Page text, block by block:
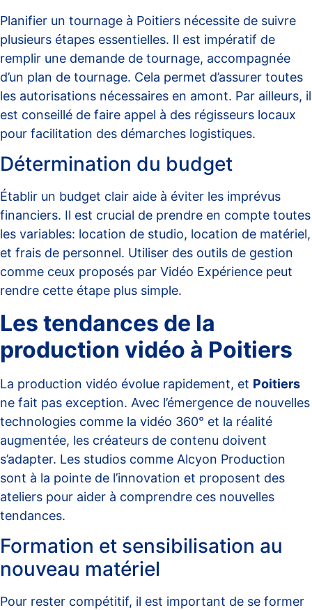
Planifier un tournage à Poitiers nécessite de suivre
plusieurs étapes essentielles. Il est impératif de
remplir une demande de tournage, accompagnée
d’un plan de tournage. Cela permet d’assurer toutes
les autorisations nécessaires en amont. Par ailleurs, il
est conseillé de faire appel à des régisseurs locaux
pour facilitation des démarches logistiques.
Détermination du budget
Établir un budget clair aide à éviter les imprévus
financiers. Il est crucial de prendre en compte toutes
les variables: location de studio, location de matériel,
et frais de personnel. Utiliser des outils de gestion
comme ceux proposés par Vidéo Expérience peut
rendre cette étape plus simple.
Les tendances de la
production vidéo à Poitiers
La production vidéo évolue rapidement, et Poitiers
ne fait pas exception. Avec l’émergence de nouvelles
technologies comme la vidéo 360° et la réalité
augmentée, les créateurs de contenu doivent
s’adapter. Les studios comme Alcyon Production
sont à la pointe de l’innovation et proposent des
ateliers pour aider à comprendre ces nouvelles
tendances.
Formation et sensibilisation au
nouveau matériel
Pour rester compétitif, il est important de se former